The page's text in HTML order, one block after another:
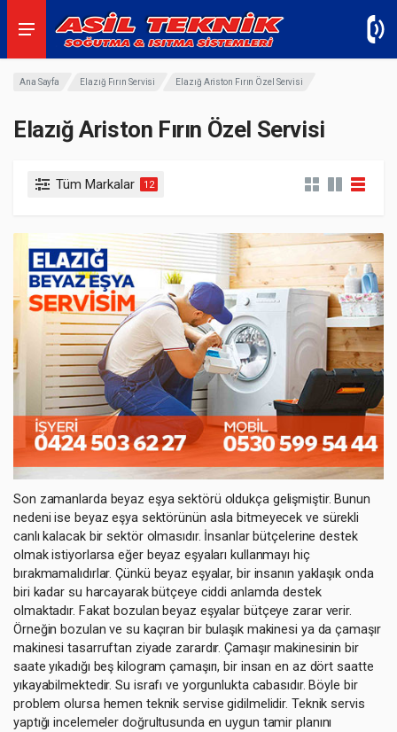
Ana Sayfa Elazığ Fırın Servisi Elazığ Ariston Fırın Özel Servisi
Elazığ Ariston Fırın Özel Servisi
Tüm Markalar 12
Son zamanlarda beyaz eşya sektörü oldukça gelişmiştir. Bunun
nedeni ise beyaz eşya sektörünün asla bitmeyecek ve sürekli
canlı kalacak bir sektör olmasıdır. İnsanlar bütçelerine destek
olmak istiyorlarsa eğer beyaz eşyaları kullanmayı hiç
bırakmamalıdırlar. Çünkü beyaz eşyalar, bir insanın yaklaşık onda
biri kadar su harcayarak bütçeye ciddi anlamda destek
olmaktadır. Fakat bozulan beyaz eşyalar bütçeye zarar verir.
Örneğin bozulan ve su kaçıran bir bulaşık makinesi ya da çamaşır
makinesi tasarruftan ziyade zarardır. Çamaşır makinesinin bir
saate yıkadığı beş kilogram çamaşırı, bir insan en az dört saatte
yıkayabilmektedir. Su israfı ve yorgunlukta cabasıdır. Böyle bir
problem olursa hemen teknik servise gidilmelidir. Teknik servis
yaptığı incelemeler doğrultusunda en uygun tamir planını